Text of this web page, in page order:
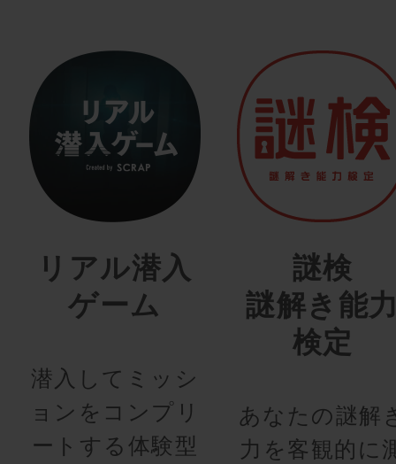
リアル潜入
ゲーム
潜入してミッシ
ョンをコンプリ
ートする体験型
謎検
謎解き能
検定
あなたの謎解
力を客観的に